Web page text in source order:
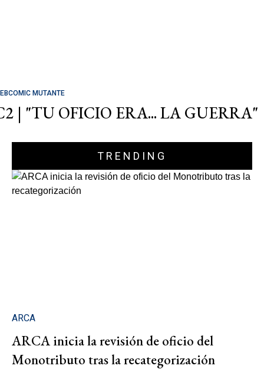
MUTANTE
| "TU OFICIO ERA... LA GUERRA"
TRENDING
ARCA
ARCA inicia la revisión de oficio del
Monotributo tras la recategorización